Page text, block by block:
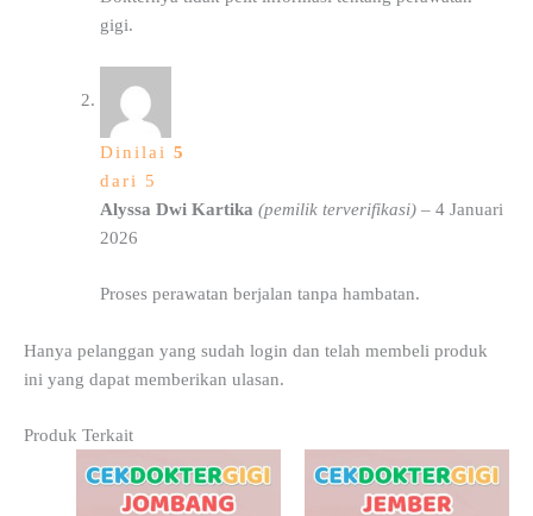
gigi.
Dinilai 5
dari 5
Alyssa Dwi Kartika (pemilik terverifikasi) – 4 Januari
2026
Proses perawatan berjalan tanpa hambatan.
Hanya pelanggan yang sudah login dan telah membeli produk
ini yang dapat memberikan ulasan.
Produk Terkait